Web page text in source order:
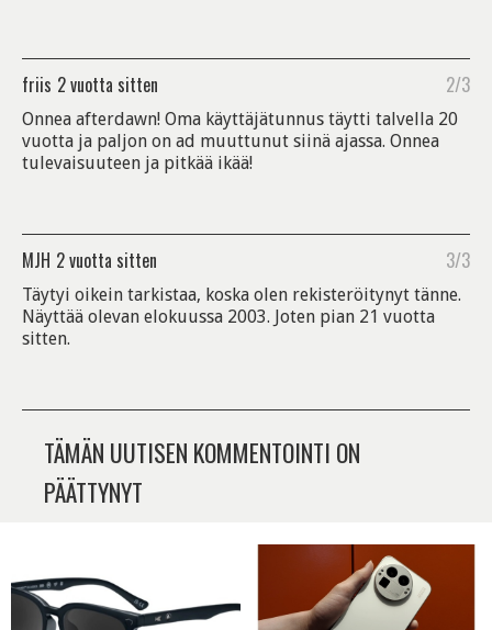
friis 2 vuotta sitten 2/3
Onnea afterdawn! Oma käyttäjätunnus täytti talvella 20
vuotta ja paljon on ad muuttunut siinä ajassa. Onnea
tulevaisuuteen ja pitkää ikää!
MJH 2 vuotta sitten 3/3
Täytyi oikein tarkistaa, koska olen rekisteröitynyt tänne.
Näyttää olevan elokuussa 2003. Joten pian 21 vuotta
sitten.
TÄMÄN UUTISEN KOMMENTOINTI ON
PÄÄTTYNYT